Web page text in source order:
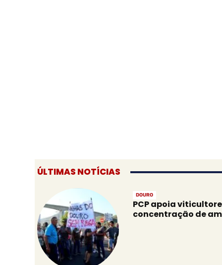
ÚLTIMAS NOTÍCIAS
DOURO
PCP apoia
concentração de